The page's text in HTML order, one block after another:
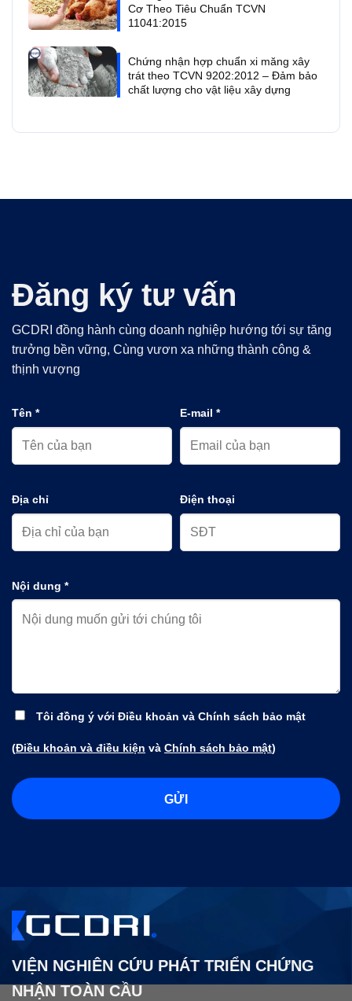
Cơ Theo Tiêu Chuẩn TCVN
11041:2015
Chứng nhận hợp chuẩn xi măng xây
trát theo TCVN 9202:2012 – Đảm bảo
chất lượng cho vật liệu xây dựng
Đăng ký tư vấn
GCDRI đồng hành cùng doanh nghiệp hướng tới sự tăng
trưởng bền vững, Cùng vươn xa những thành công &
thịnh vượng
Tên * E-mail *
Địa chỉ Điện thoại
Nội dung *
Tôi đồng ý với Điều khoản và Chính sách bảo mật
(Điều khoản và điều kiện và Chính sách bảo mật)
VIỆN NGHIÊN CỨU PHÁT TRIỂN CHỨNG
NHẬN TOÀN CẦU